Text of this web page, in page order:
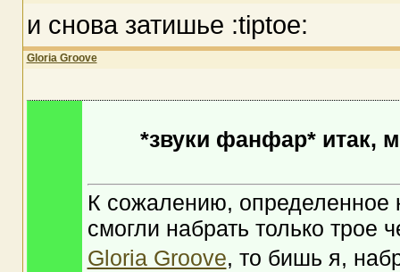
и снова затишье :tiptoe:
Gloria Groove
*звуки фанфар* итак,
К сожалению, определенное
смогли набрать только трое
Gloria Groove, то бишь я,